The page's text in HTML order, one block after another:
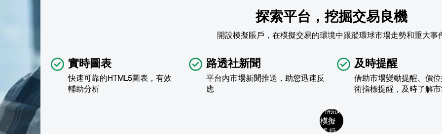
探索平台，挖掘交易良機
開設模擬賬戶，在模擬交易的環境中跟蹤環球市場走勢和重大事
實時圖表
快速可靠的HTML5圖表，有效
輔助分析
路透社新聞
平台內市場新聞推送，助您迅速反
應
及時提醒
借助市場變動提醒、價
術指標提醒，及時了解